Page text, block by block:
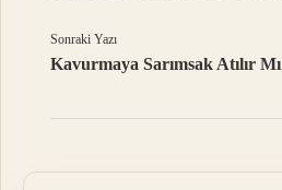
Sonraki Yazı
Kavurmaya Sarımsak Atılır Mı